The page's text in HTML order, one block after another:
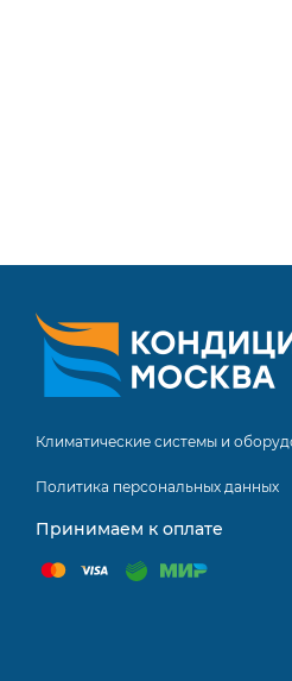
Климатические системы и
Политика персональных данных
Принимаем к оплате